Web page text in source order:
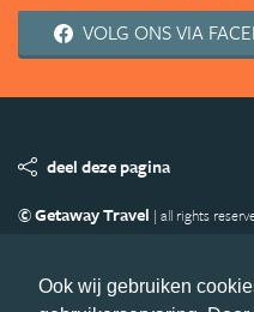
Ook wij gebruiken
VOLG ONS VIA
deel deze pagina
© Getaway Travel | all rights
Copyright
Privacy statement